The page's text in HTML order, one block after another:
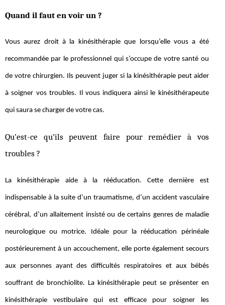
Quand il faut en voir un ?
Vous aurez droit à la kinésithérapie que lorsqu’elle vous a été
recommandée par le professionnel qui s’occupe de votre santé ou
de votre chirurgien. Ils peuvent juger si la kinésithérapie peut aider
à soigner vos troubles. Il vous indiquera ainsi le kinésithérapeute
qui saura se charger de votre cas.
Qu’est-ce qu’ils peuvent faire pour remédier à vos
troubles ?
La kinésithérapie aide à la rééducation. Cette dernière est
indispensable à la suite d’un traumatisme, d’un accident vasculaire
cérébral, d’un allaitement insisté ou de certains genres de maladie
neurologique ou motrice. Idéale pour la rééducation périnéale
postérieurement à un accouchement, elle porte également secours
aux personnes ayant des difficultés respiratoires et aux bébés
souffrant de bronchiolite. La kinésithérapie peut se présenter en
kinésithérapie vestibulaire qui est efficace pour soigner les